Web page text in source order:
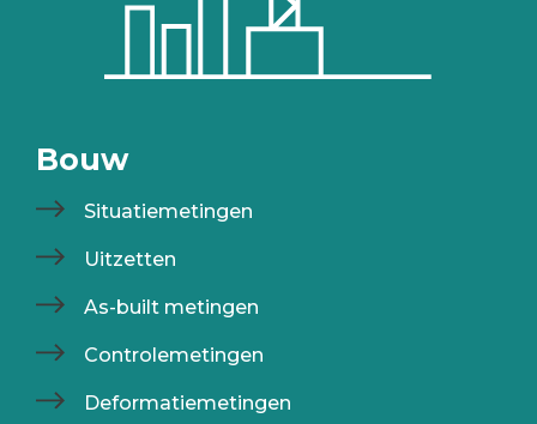
Bouw
Situatiemetingen
Uitzetten
As-built metingen
Controlemetingen
Deformatiemetingen